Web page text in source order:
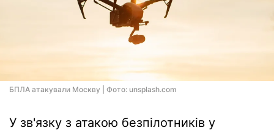
БПЛА атакували Москву | Фото: unsplash.com
У зв'язку з атакою безпілотників у